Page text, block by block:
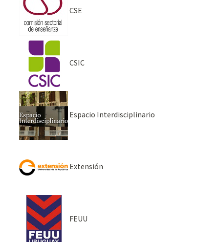
CSE
CSIC
Espacio Interdisciplinario
Extensión
FEUU